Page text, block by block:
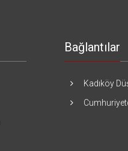
Bağlantılar
Kadıköy